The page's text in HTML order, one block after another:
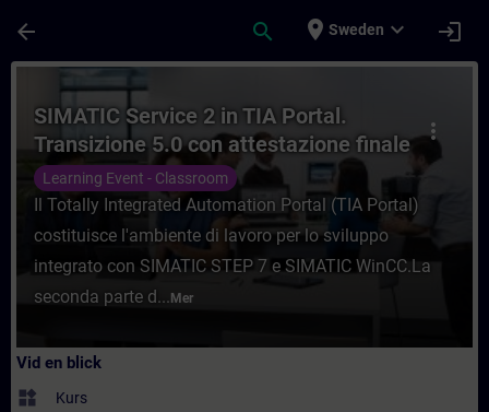
arrow_back search place Sweden expand_more login
Kurs - SIMATIC Service 2 in TIA Portal.
more_vert
SIMATIC Service 2 in TIA Portal.
Transizione 5.0 con attestazione finale
superamento esame.
Learning Event - Classroom
Il Totally Integrated Automation Portal (TIA Portal)
costituisce l'ambiente di lavoro per lo sviluppo
integrato con SIMATIC STEP 7 e SIMATIC WinCC.La
seconda parte d... Mer
Vid en blick
widgets Kurs